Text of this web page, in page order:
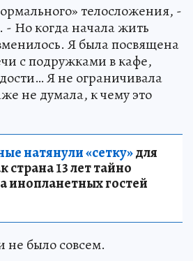
телосложения, -
Но когда начала жить
Я была посвящена
с подружками в кафе,
Я не ограничивала
не думала, к чему это
натянули «сетку»для
13 лет тайно
инопланетных гостей
не было совсем.